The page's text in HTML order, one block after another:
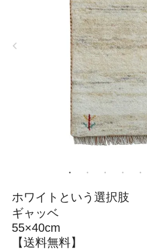
ホワイトという選択肢
ギャッベ
55×40cm
【送料無料】